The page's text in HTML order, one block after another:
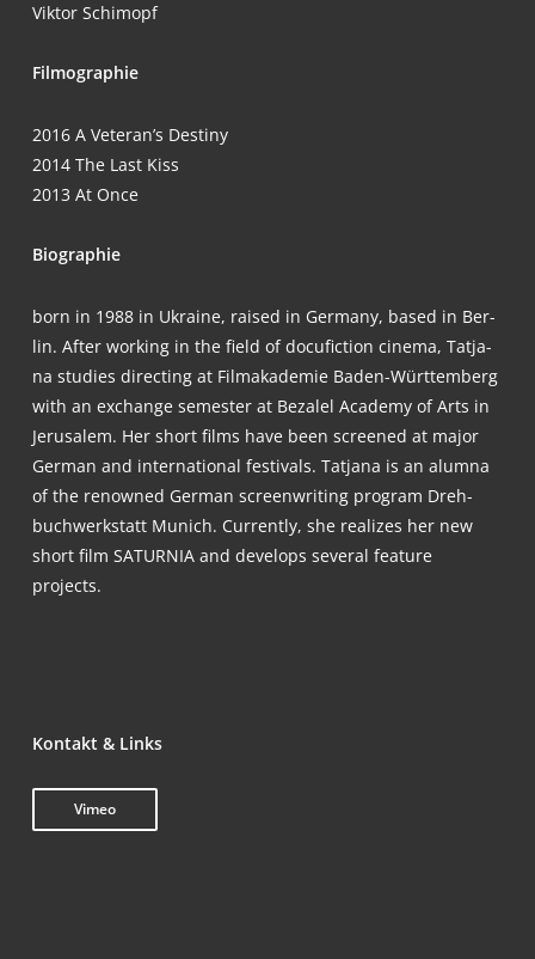
Vik­tor Schimopf
Fil­mo­gra­phie
2016 A Veteran’s Destiny
2014 The Last Kiss
2013 At Once
Bio­gra­phie
born in 1988 in Ukrai­ne, rai­sed in Ger­ma­ny, based in Ber­
lin. After working in the field of docu­fic­tion cine­ma, Tat­ja­
na stu­dies direc­ting at Film­aka­de­mie Baden-Würt­tem­berg
with an exch­an­ge semes­ter at Beza­lel Aca­de­my of Arts in
Jeru­sa­lem. Her short films have been scree­ned at major
Ger­man and inter­na­tio­nal fes­ti­vals. Tat­ja­na is an alum­na
of the renow­ned Ger­man screen­wri­ting pro­gram Dreh­
buch­werk­statt Munich. Curr­ent­ly, she rea­li­zes her new
short film SATUR­NIA and deve­lo­ps seve­ral fea­ture
projects.
Kon­takt & Links
Vimeo